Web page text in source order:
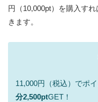
円（10,000pt）を購入す
きます。
11,000円（税込）でポ
分2,500ptGET！